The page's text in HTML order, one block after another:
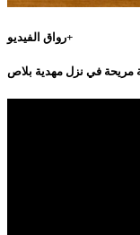
رواق الفيديو+
مريحة في نزل مهدية بلاص